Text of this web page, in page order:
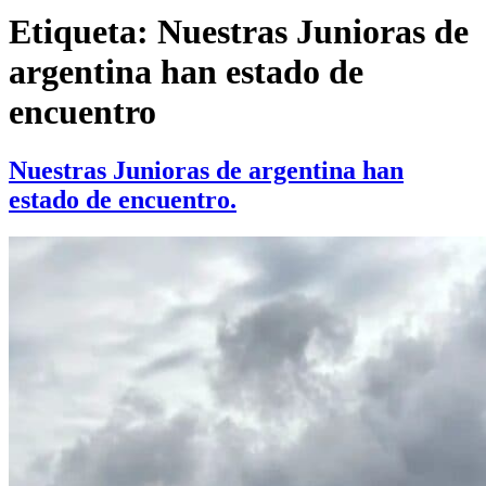
Etiqueta: Nuestras Junioras de
argentina han estado de
encuentro
Nuestras Junioras de argentina han
estado de encuentro.